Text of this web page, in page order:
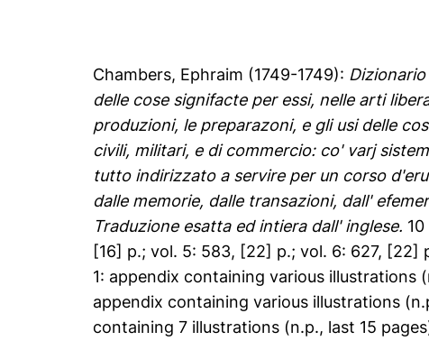
Chambers, Ephraim (1749-1749):
delle cose signifacte per essi, nelle arti
produzioni, le preparazoni, e gli usi delle
civili, militari, e di commercio: co' varj
tutto indirizzato a servire per un corso
dalle memorie, dalle transazioni, dall'
Traduzione esatta ed intiera dall' inglese.
[16] p.; vol. 5: 583, [22] p.; vol. 6: 627, [22]
1: appendix containing various illustrations
appendix containing various illustrations
containing 7 illustrations (n.p., last 15